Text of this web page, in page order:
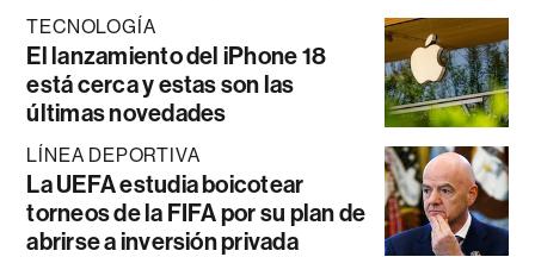
TECNOLOGÍA
El lanzamiento del iPhone 18
está cerca y estas son las
últimas novedades
LÍNEA DEPORTIVA
La UEFA estudia boicotear
torneos de la FIFA por su plan de
abrirse a inversión privada